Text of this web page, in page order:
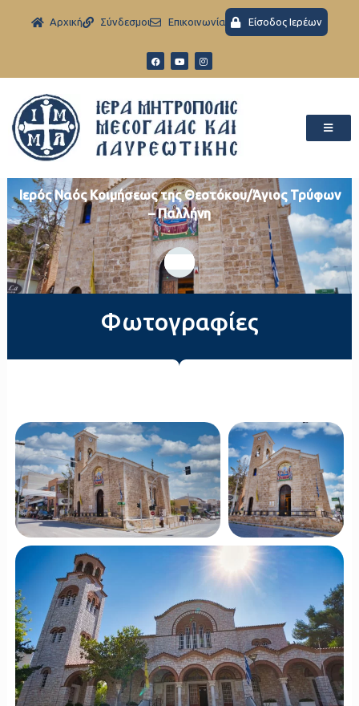
Aρχική Σύνδεσμοι Eπικοινωνία Είσοδος Ιερέων
Ιερός Ναός Κοιμήσεως της Θεοτόκου/Άγιος Τρύφων
– Παλλήνη
Φωτογραφίες